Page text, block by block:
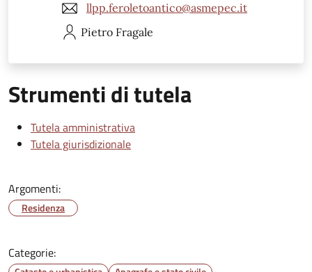
llpp.feroletoantico@asmepec.it
Pietro Fragale
Strumenti di tutela
Tutela amministrativa
Tutela giurisdizionale
Argomenti:
Residenza
Categorie: